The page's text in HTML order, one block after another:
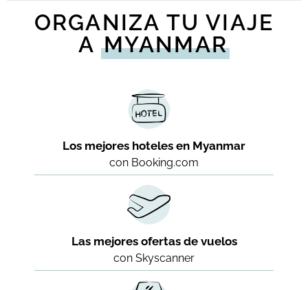
ORGANIZA TU VIAJE
AMYANMAR
Los mejores hoteles en Myanmar
con Booking.com
Las mejores ofertas de vuelos
con Skyscanner